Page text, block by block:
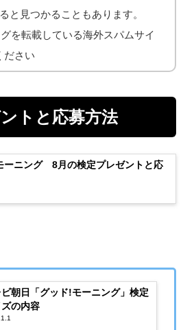
と見つかることもあります。
を転載している海外スパムサイ
ださい
トと応募方法
ーニング 8月の検定プレゼントと応
ビ朝日「グッド!モーニング」検定
ズの内容